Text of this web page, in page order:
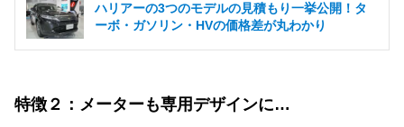
ハリアーの3つのモデルの見積もり一挙公開！タ
ーボ・ガソリン・HVの価格差が丸わかり
特徴２：メーターも専用デザインに…